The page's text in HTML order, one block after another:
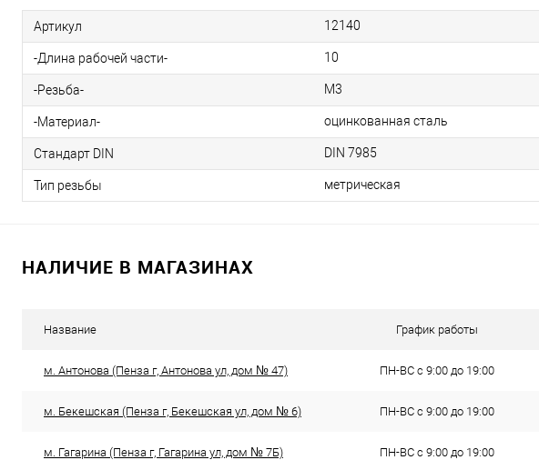
Артикул 12140
-Длина рабочей части- 10
-Резьба- М3
-Материал- оцинкованная сталь
Стандарт DIN DIN 7985
Тип резьбы метрическая
НАЛИЧИЕ В МАГАЗИНАХ
Название График работы
м. Антонова (Пенза г, Антонова ул, дом № 47) ПН-ВС с 9:00 до 19:00
м. Бекешская (Пенза г, Бекешская ул, дом № 6) ПН-ВС с 9:00 до 19:00
м. Гагарина (Пенза г, Гагарина ул, дом № 7Б) ПН-ВС с 9:00 до 19:00